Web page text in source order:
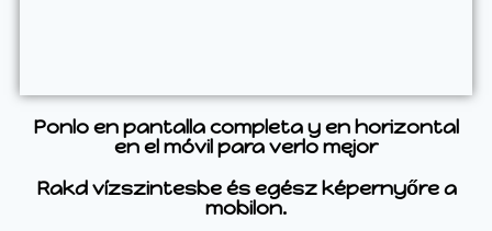
Ponlo en pantalla completa y en horizontal
en el móvil para verlo mejor
Rakd vízszintesbe és egész képernyőre a
mobilon.